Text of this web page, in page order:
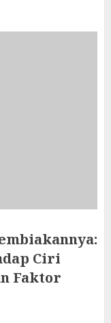
Ciri
Faktor